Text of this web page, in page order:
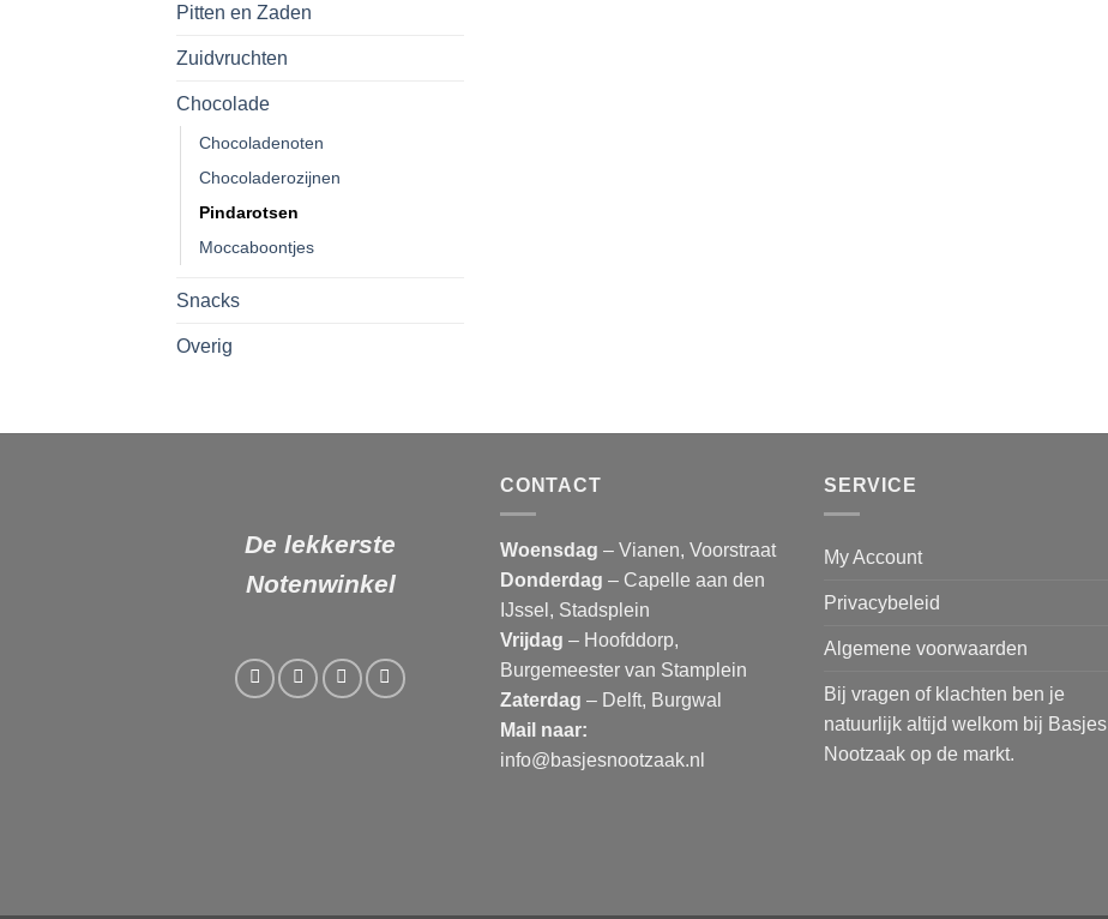
Pitten en Zaden
Zuidvruchten
Chocolade
Chocoladenoten
Chocoladerozijnen
Pindarotsen
Moccaboontjes
Snacks
Overig
De lekkerste
Notenwinkel
CONTACT
Woensdag – Vianen, Voorstraat
Donderdag – Capelle aan den
IJssel, Stadsplein
Vrijdag – Hoofddorp,
Burgemeester van Stamplein
Zaterdag – Delft, Burgwal
Mail naar:
info@basjesnootzaak.nl
SERVICE
My Account
Privacybeleid
Algemene voorwaarden
Bij vragen of klachten ben je
natuurlijk altijd welkom bij Basjes
Nootzaak op de markt.